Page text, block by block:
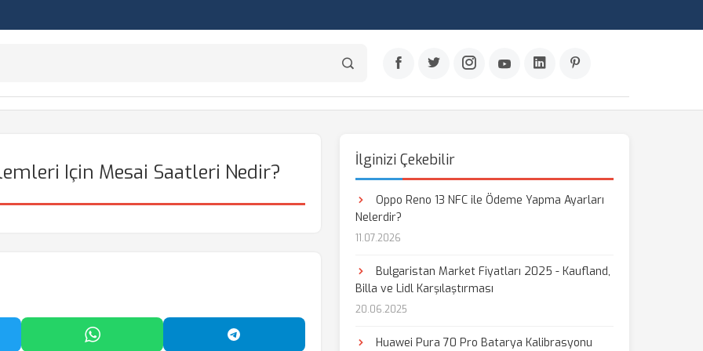
Için Mesai Saatleri Nedir? İlginizi Çekebilir
Oppo Reno 13 NFC ile Ödeme Yapma Ayarları
Nelerdir?
11.07.2026
Bulgaristan Market Fiyatları 2025 - Kaufland,
Billa ve Lidl Karşılaştırması
20.06.2025
Huawei Pura 70 Pro Batarya Kalibrasyonu